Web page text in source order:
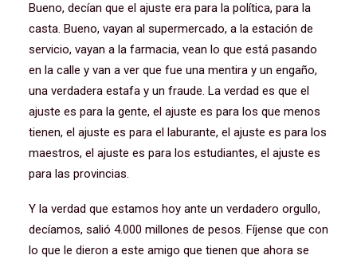
Bueno, decían que el ajuste era para la política, para la
casta. Bueno, vayan al supermercado, a la estación de
servicio, vayan a la farmacia, vean lo que está pasando
en la calle y van a ver que fue una mentira y un engaño,
una verdadera estafa y un fraude. La verdad es que el
ajuste es para la gente, el ajuste es para los que menos
tienen, el ajuste es para el laburante, el ajuste es para los
maestros, el ajuste es para los estudiantes, el ajuste es
para las provincias.
Y la verdad que estamos hoy ante un verdadero orgullo,
decíamos, salió 4.000 millones de pesos. Fíjense que con
lo que le dieron a este amigo que tienen que ahora se